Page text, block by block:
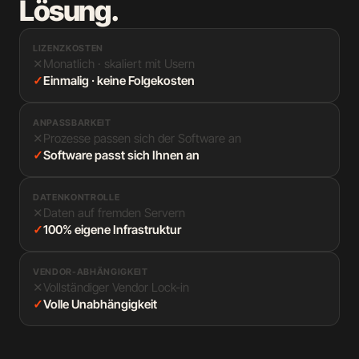
Lösung.
LIZENZKOSTEN
✕ Monatlich · skaliert mit Usern
✓Einmalig · keine Folgekosten
ANPASSBARKEIT
✕ Prozesse passen sich der Software an
✓Software passt sich Ihnen an
DATENKONTROLLE
✕ Daten auf fremden Servern
✓100% eigene Infrastruktur
VENDOR-ABHÄNGIGKEIT
✕Vollständiger Vendor Lock-in
✓Volle Unabhängigkeit